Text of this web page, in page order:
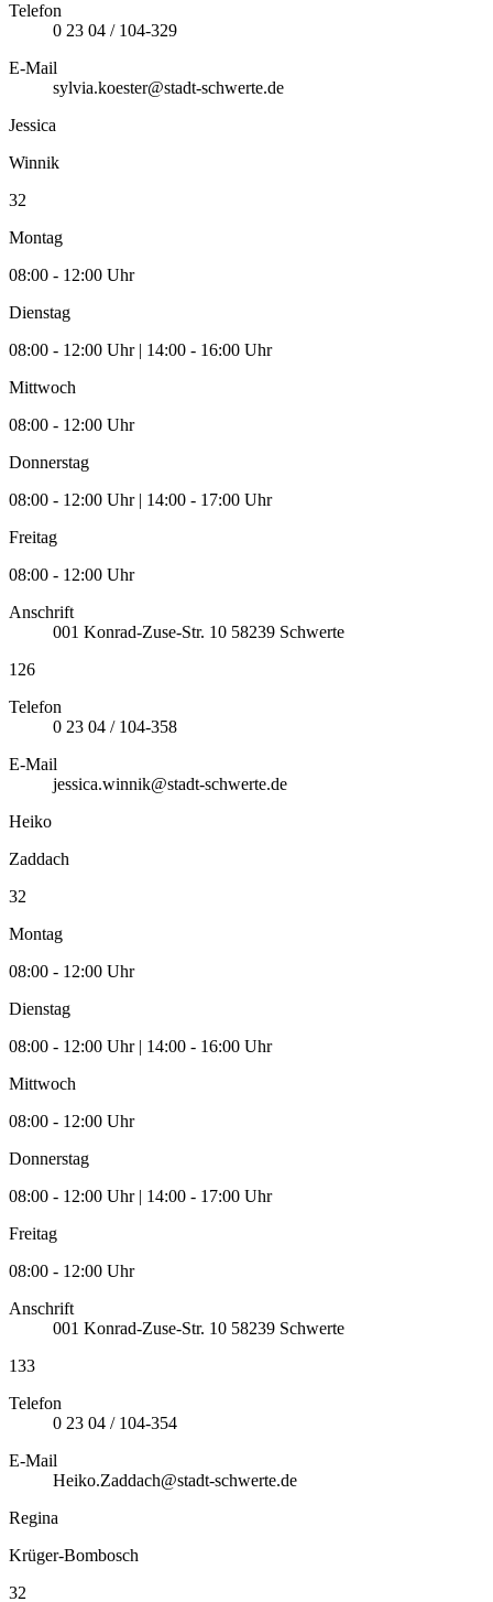
Telefon
0 23 04 / 104-329
E-Mail
sylvia.koester@stadt-schwerte.de
Jessica
Winnik
32
Montag
08:00 - 12:00 Uhr
Dienstag
08:00 - 12:00 Uhr | 14:00 - 16:00 Uhr
Mittwoch
08:00 - 12:00 Uhr
Donnerstag
08:00 - 12:00 Uhr | 14:00 - 17:00 Uhr
Freitag
08:00 - 12:00 Uhr
Anschrift
001 Konrad-Zuse-Str. 10 58239 Schwerte
126
Telefon
0 23 04 / 104-358
E-Mail
jessica.winnik@stadt-schwerte.de
Heiko
Zaddach
32
Montag
08:00 - 12:00 Uhr
Dienstag
08:00 - 12:00 Uhr | 14:00 - 16:00 Uhr
Mittwoch
08:00 - 12:00 Uhr
Donnerstag
08:00 - 12:00 Uhr | 14:00 - 17:00 Uhr
Freitag
08:00 - 12:00 Uhr
Anschrift
001 Konrad-Zuse-Str. 10 58239 Schwerte
133
Telefon
0 23 04 / 104-354
E-Mail
Heiko.Zaddach@stadt-schwerte.de
Regina
Krüger-Bombosch
32